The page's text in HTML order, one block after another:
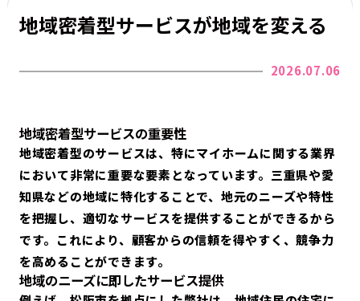
地域密着型サービスが地域を変える
2026.07.06
地域密着型サービスの重要性
地域密着型のサービスは、特にマイホームに関する業界
において非常に重要な要素となっています。三重県や愛
知県などの地域に特化することで、地元のニーズや特性
を把握し、適切なサービスを提供することができるから
です。これにより、顧客からの信頼を得やすく、競争力
を高めることができます。
地域のニーズに即したサービス提供